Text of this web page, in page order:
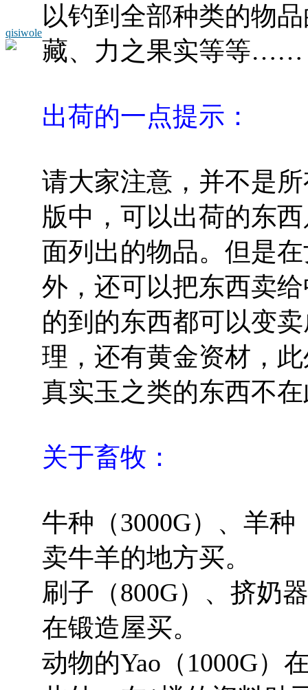
qisiwole
以钓到全部种类的物
藏、力之果实等等……
出荷的一点提示：
请大家注意，并不是
版中，可以出荷的东
面列出的物品。但是
外，还可以把东西卖
的到的东西都可以变
理，还有黄金资材，
真实玉之类的东西不
关于畜牧：
牛种（3000G）、羊种
卖牛羊的地方买。
刷子（800G）、挤奶
在锻造屋买。
动物的Yao（1000G）